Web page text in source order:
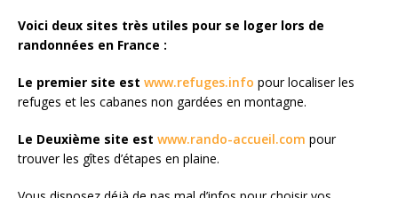
Voici deux sites très utiles pour se loger lors de
randonnées en France :
Le premier site est www.refuges.info pour localiser les
refuges et les cabanes non gardées en montagne.
Le Deuxième site est www.rando-accueil.com pour
trouver les gîtes d’étapes en plaine.